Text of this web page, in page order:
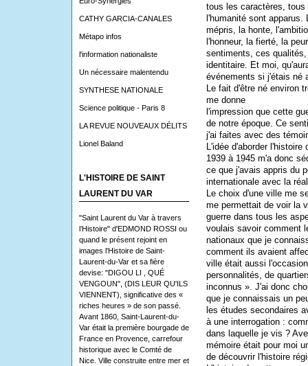
CATHY GARCIA-CANALES
Métapo infos
l'information nationaliste
Un nécessaire malentendu
SYNTHESE NATIONALE
Science politique - Paris 8
LA REVUE NOUVEAUX DÉLITS
Lionel Baland
L'HISTOIRE DE SAINT
LAURENT DU VAR
"Saint Laurent du Var à travers
l’Histoire" d'EDMOND ROSSI ou
quand le présent rejoint en
images l'Histoire de Saint-
Laurent-du-Var et sa fière
devise: "DIGOU LI , QUÉ
VENGOUN", (DIS LEUR QU'ILS
VIENNENT), significative des «
riches heures » de son passé.
Avant 1860, Saint-Laurent-du-
Var était la première bourgade de
France en Provence, carrefour
historique avec le Comté de
Nice. Ville construite entre mer et
tous les caractères,
l'humanité sont
mépris, la honte,
l'honneur, la fierté, la
sentiments, ces
identitaire. Et moi,
événements si j'étais né
Le fait d'être né environ
me donne
l'impression que cette
de notre époque. Ce
j'ai faites avec des
L'idée d'aborder l'histoire
1939 à 1945 m'a donc
ce que j'avais appris du
internationale avec la
Le choix d'une ville me
me permettait de voir la
guerre dans tous les
voulais savoir comment
nationaux que je
comment ils avaient
ville était aussi
personnalités, de
inconnus ». J'ai donc
que je connaissais un
les études secondaires
à une interrogation :
dans laquelle je vis ?
mémoire était pour moi
de découvrir l'histoire